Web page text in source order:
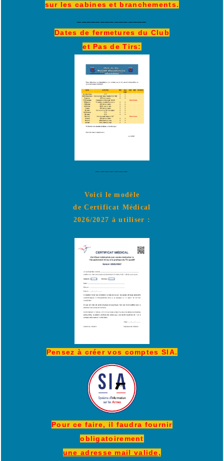
sur les cabines et branchements.
Dates de fermetures du Club
et Pas de Tirs:
Voici le modèle
de Certificat Médical
2026/2027 à utiliser :
Pensez à créer vos comptes SIA.
Pour ce faire, il faudra fournir
obligatoirement
une adresse mail valide,